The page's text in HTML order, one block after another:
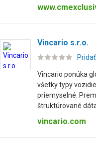
Vincario s.r.o.
Vincario ponúka
všetky typy
priemyselné.
štruktúrované dáta
vincario.com